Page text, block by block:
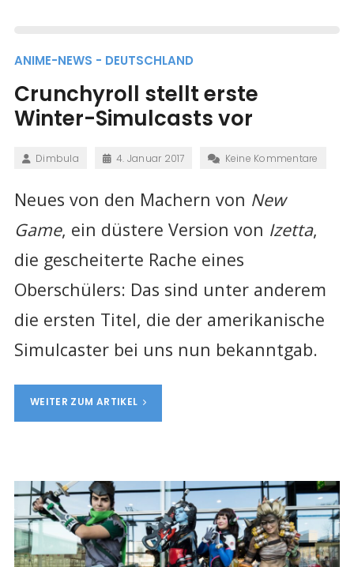
ANIME-NEWS - DEUTSCHLAND
Crunchyroll stellt erste
Winter-Simulcasts vor
Dimbula 4. Januar 2017 Keine Kommentare
Neues von den Machern von New
Game, ein düstere Version von Izetta,
die gescheiterte Rache eines
Oberschülers: Das sind unter anderem
die ersten Titel, die der amerikanische
Simulcaster bei uns nun bekanntgab.
WEITER ZUM ARTIKEL